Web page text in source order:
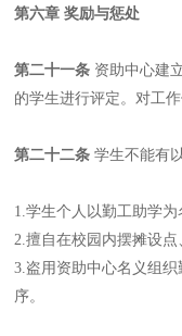
第六章 奖励与惩处
第二十一条 资助中心建
的学生进行评定。对工
第二十二条 学生不能有
1.学生个人以勤工助学
2.擅自在校园内摆摊设点
3.盗用资助中心名义组
序。